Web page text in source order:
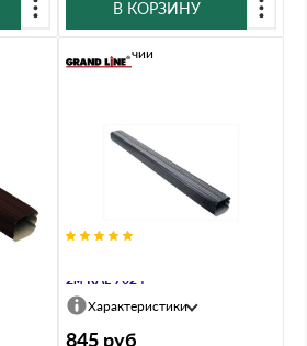
В КОРЗИНУ
2м RAL 7024
В наличии
Характеристики
845 руб